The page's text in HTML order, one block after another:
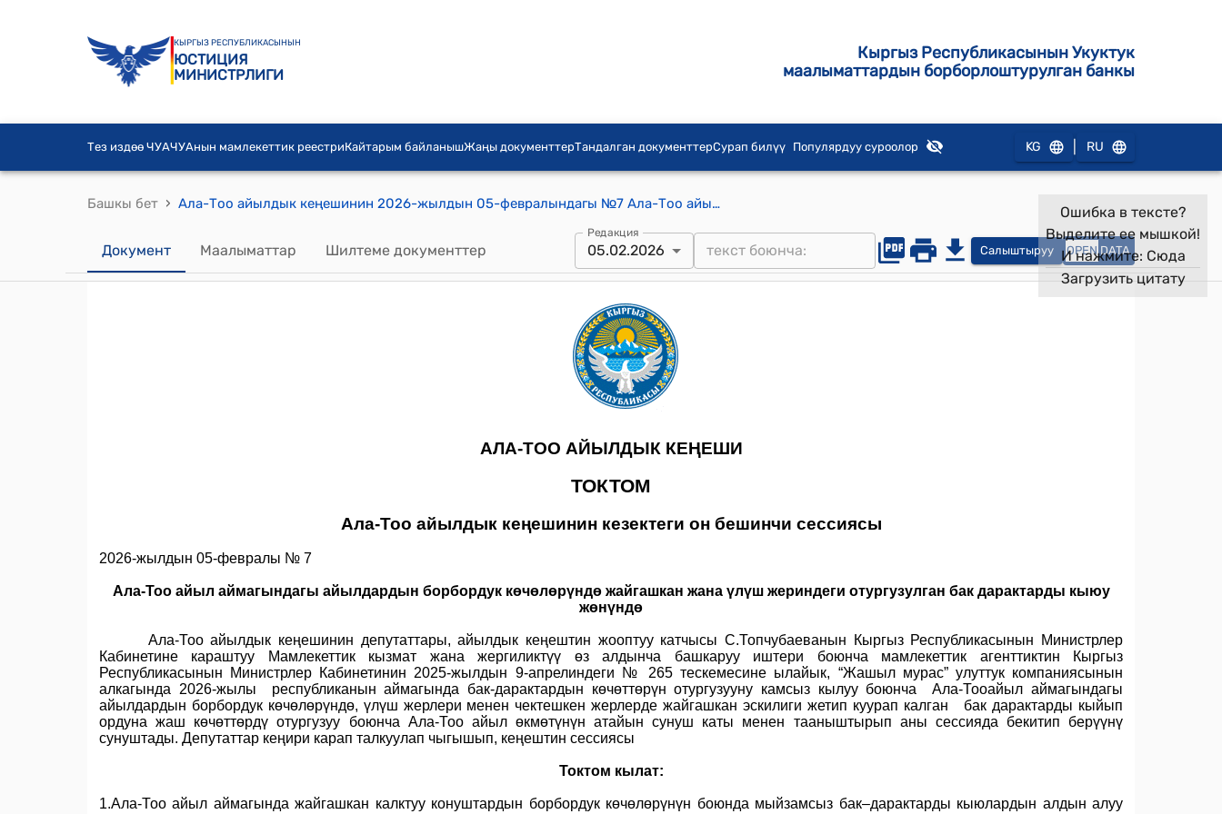
КЫРГЫЗ РЕСПУБЛИКАСЫНЫН
ЮСТИЦИЯ
МИНИСТРЛИГИ
Кыргыз Республикасынын Укуктук
маалыматтардын борборлоштурулган банкы
Тез издөө ЧУАЧУАнын мамлекеттик реестриКайтарым байланышЖаңы документтерТандалган документтерСурап билүү Популярдуу суроолор KG RU
Башкы бет › Ала-Тоо айылдык кеңешинин 2026-жылдын 05-февралындагы №7 Ала-Тоо айыл аймагындагы айылдардын борбордук көчөлөрүндө жайгашкан жана үлүш жериндеги отургузулган бак дарактарды кыюу жөнүндө токтому
Документ Маалыматтар Шилтеме документтер
Редакция
05.02.2026 Салыштыруу OPEN DATA
Ошибка в тексте?
Выделите ее мышкой!
И нажмите: Сюда
Загрузить цитату